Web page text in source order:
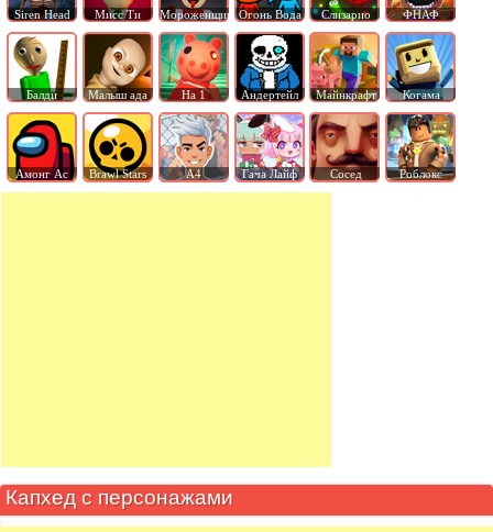
Siren Head Мисс Ти Мороженщик Огонь Вода Слизарио ФНАФ
Балди Малыш ада На 1 Андертейл Майнкрафт Когама
Амонг Ас Brawl Stars А4 Гача Лайф Сосед Роблокс
Капхед с персонажами